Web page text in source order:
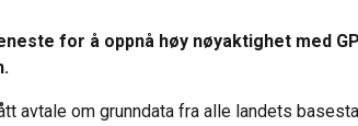
for å oppnå høy nøyaktighet med
avtale om grunndata fra alle landets